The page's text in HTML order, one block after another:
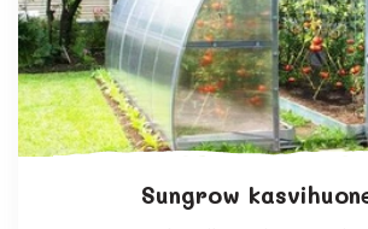
Sungrow